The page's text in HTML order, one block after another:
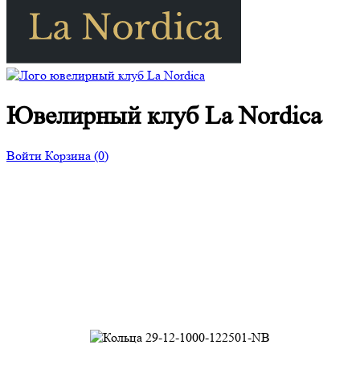
Ювелирный клуб La Nordica
Войти Корзина (0)